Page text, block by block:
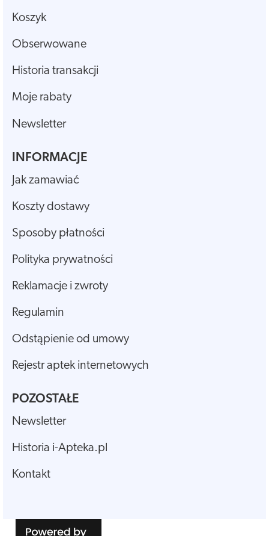
Koszyk
Obserwowane
Historia transakcji
Moje rabaty
Newsletter
INFORMACJE
Jak zamawiać
Koszty dostawy
Sposoby płatności
Polityka prywatności
Reklamacje i zwroty
Regulamin
Odstąpienie od umowy
Rejestr aptek internetowych
POZOSTAŁE
Newsletter
Historia i-Apteka.pl
Kontakt